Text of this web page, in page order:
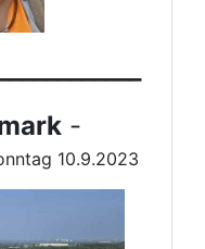
-
10.9.2023